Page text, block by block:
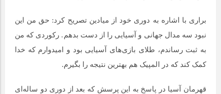
براری با اشاره به دوری خود از میادین تصریح کرد: حق من این
نبود سه مدال جهانی و آسیایی را از دست بدهم. رکوردی که من
به ثبت رساندم، طلای بازی‌های آسیایی بود و امیدوارم که خدا
کمک کند که در المپیک هم بهترین نتیجه را بگیرم.
قهرمان آسیا در پاسخ به این پرسش که بعد از دوری دو ساله‌ای